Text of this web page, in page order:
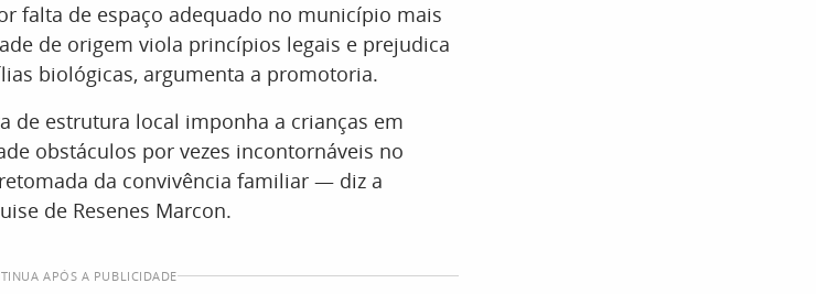
falta de espaço adequado no município mais
de origem viola princípios legais e prejudica
biológicas, argumenta a promotoria.
estrutura local imponha a crianças em
obstáculos por vezes incontornáveis no
da convivência familiar — diz a
de Resenes Marcon.
APÓS A PUBLICIDADE